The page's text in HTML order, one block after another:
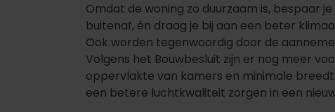
Omdat de woning zo duurzaam is, bespaar
buitenaf, én draag je bij aan een beter
Ook worden tegenwoordig door de
Volgens het Bouwbesluit zijn er nog meer
oppervlakte van kamers en minimale
een betere luchtkwaliteit zorgen in een